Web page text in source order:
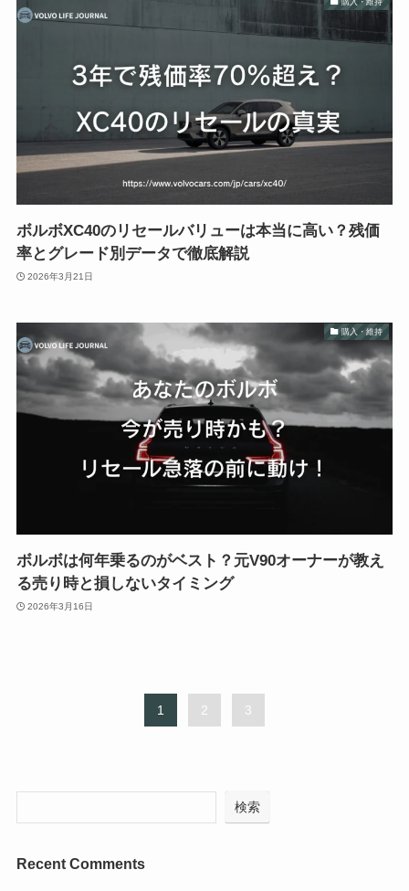
購入・維持
ボルボXC40のリセールバリューは本当に高い？残価
率とグレード別データで徹底解説
2026年3月21日
購入・維持
ボルボは何年乗るのがベスト？元V90オーナーが教え
る売り時と損しないタイミング
2026年3月16日
1 2 3
検索
Recent Comments